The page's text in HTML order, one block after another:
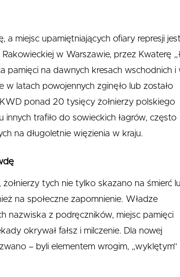
a miejsc upamiętniających ofiary represji jest
w Warszawie, przez Kwaterę
pamięci na dawnych kresach wschodnich i
w latach powojennych zginęło lub zostało
ponad 20 tysięcy żołnierzy polskiego
innych trafiło do sowieckich łagrów, często
na długoletnie więzienia w kraju.
żołnierzy tych nie tylko skazano na śmierć
na społeczne zapomnienie. Władze
nazwiska z podręczników, miejsc pamięci
okrywał fałsz i milczenie. Dla nowej
– byli elementem wrogim, „wyklętym”